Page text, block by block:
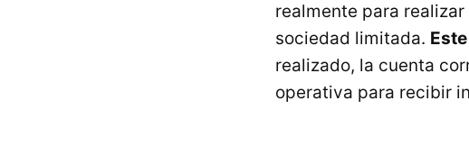
realmente para
sociedad limitada.
realizado, la cuenta
operativa para recibir